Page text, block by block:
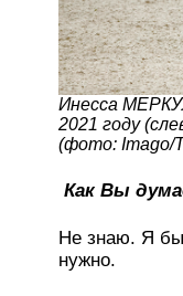
Инесса
2021 году
(фото: Imago/
Как Вы
Не знаю. Я
нужно.